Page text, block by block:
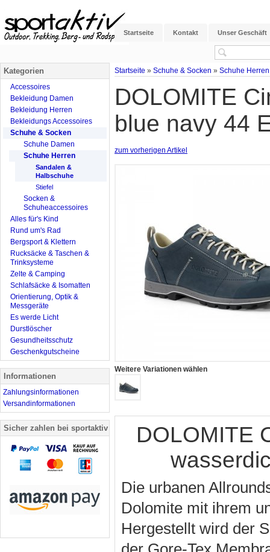
Startseite Kontakt Unser Geschäft
Startseite » Schuhe & Socken » Schuhe Herren
DOLOMITE
blue navy 44
zum vorherigen Artikel
Weitere Variationen wählen
DOLOMITE
Die urbanen
Dolomite mit ihrem
Hergestellt wird der
Kategorien
Accessoires
Bekleidung Damen
Bekleidung Herren
Bekleidungs Accessoires
Schuhe & Socken
Schuhe Damen
Schuhe Herren
Sandalen &
Halbschuhe
Stiefel
Socken &
Schuheaccessoires
Alles für's Kind
Rund um's Rad
Bergsport & Klettern
Rucksäcke & Taschen &
Trinksysteme
Zelte & Camping
Schlafsäcke & Isomatten
Orientierung, Optik &
Messgeräte
Es werde Licht
Durstlöscher
Gesundheitsschutz
Geschenkgutscheine
Informationen
Zahlungsinformationen
Versandinformationen
Sicher zahlen bei sportaktiv